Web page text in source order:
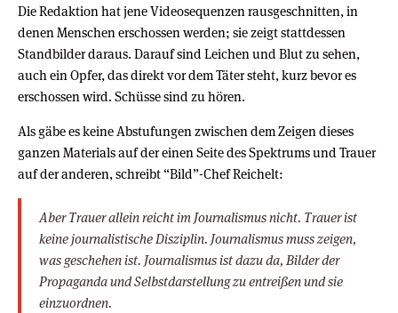
Die Redaktion hat jene Videosequenzen rausgeschnitten, in
denen Menschen erschossen werden; sie zeigt stattdessen
Standbilder daraus. Darauf sind Leichen und Blut zu sehen,
auch ein Opfer, das direkt vor dem Täter steht, kurz bevor es
erschossen wird. Schüsse sind zu hören.
Als gäbe es keine Abstufungen zwischen dem Zeigen dieses
ganzen Materials auf der einen Seite des Spektrums und Trauer
auf der anderen, schreibt “Bild”-Chef Reichelt:
Aber Trauer allein reicht im Journalismus nicht. Trauer ist
keine journalistische Disziplin. Journalismus muss zeigen,
was geschehen ist. Journalismus ist dazu da, Bilder der
Propaganda und Selbstdarstellung zu entreißen und sie
einzuordnen.